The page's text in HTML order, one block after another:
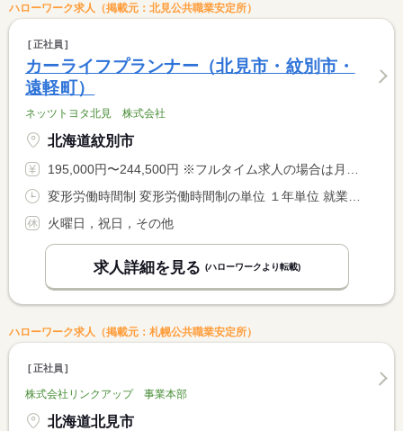
ハローワーク求人（掲載元：北見公共職業安定所）
正社員
カーライフプランナー（北見市・紋別市・
遠軽町）
ネッツトヨタ北見 株式会社
北海道紋別市
195,000円〜244,500円 ※フルタイム求人の場合は月額（換算額）、パート求人の場合は時間額を表示しています。
火曜日，祝日，その他
求人詳細を見る (ハローワークより転載)
ハローワーク求人（掲載元：札幌公共職業安定所）
正社員
株式会社リンクアップ 事業本部
北海道北見市